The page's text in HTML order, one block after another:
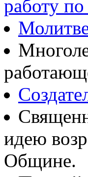
работу
идею
Общине.